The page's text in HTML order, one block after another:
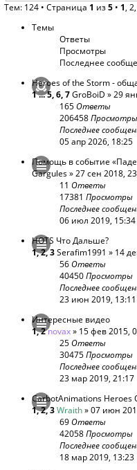
Тем: 124 • Страница 1 из5 • 1, 2,
Темы
Ответы
Просмотры
Последнее
Heroes of the Storm -
1...5,6,7GroBoiD » 29
165Ответы
206458Просмотры
Последнее
05 апр 2026, 18:25
Помощь в событие
Gargules» 27 сен 2018,
11 Ответы
17381 Просмотры
Последнее
06 июл 2019, 15:34
HOTS Что Дальше?
1,2,3Serafim1991 » 14
56Ответы
40450Просмотры
Последнее
23 июн 2019, 13:11
Интересные видео
1,2novax» 15 фев 2015,
25Ответы
30475Просмотры
Последнее
23 мар 2019, 21:17
CarbotAnimations Heroes
1,2,3Wraith» 07 июн
69Ответы
42058Просмотры
Последнее
18 мар 2019, 13:23